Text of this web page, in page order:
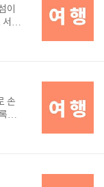
이
서핑
서
는
또
책
이
손
빛
창
는